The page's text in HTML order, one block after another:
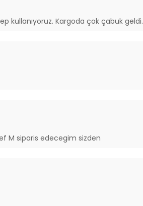
kullanıyoruz. Kargoda çok çabuk geldi.
M siparis edecegim sizden